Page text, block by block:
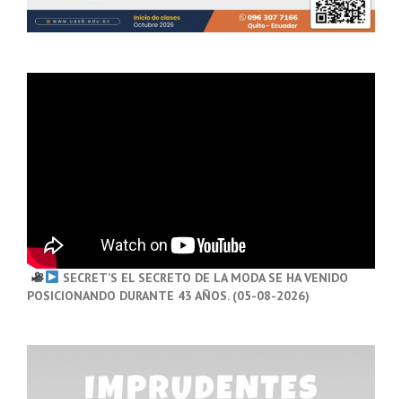
SECRET’S EL SECRETO DE LA MODA SE HA VENIDO
POSICIONANDO DURANTE 43 AÑOS. (05-08-2026)